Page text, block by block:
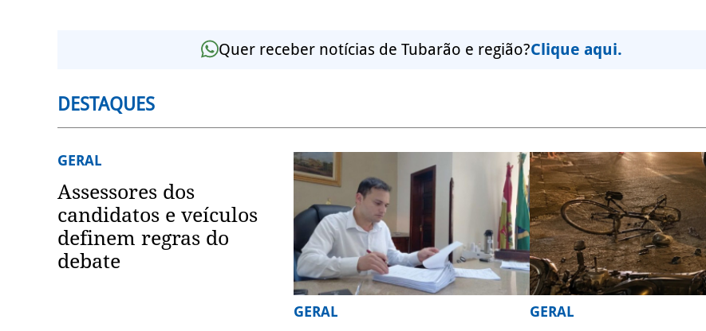
Quer receber notícias de Tubarão e região?Clique aqui.
DESTAQUES
GERAL
Assessores dos
candidatos e veículos
definem regras do
debate
GERAL GERAL